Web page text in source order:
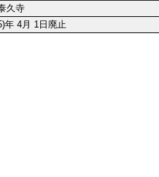
久寺
4月 1日廃止